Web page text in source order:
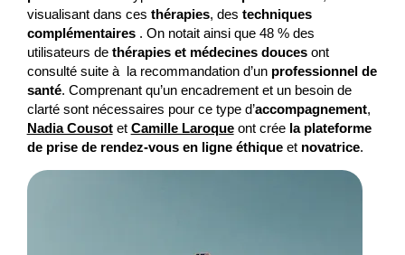
visualisant dans ces thérapies, des techniques
complémentaires. On notait ainsi que 48 % des
utilisateurs de thérapies et médecines doucesont
consulté suite à la recommandation d’un professionnel de
santé. Comprenant qu’un encadrement et un besoin de
clarté sont nécessaires pour ce type d’accompagnement,
Nadia Cousotet Camille Laroqueont crée la plateforme
de prise de rendez-vous en ligne éthiqueet novatrice.